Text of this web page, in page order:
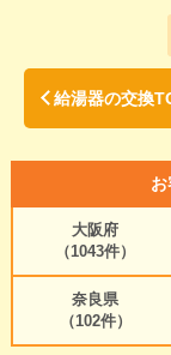
給湯器の交換
大阪府
（1043件）
奈良県
（102件）